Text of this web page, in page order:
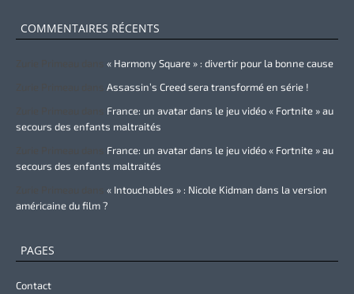
COMMENTAIRES RÉCENTS
« Harmony Square » : divertir pour la bonne cause
Assassin’s Creed sera transformé en série !
France: un avatar dans le jeu vidéo « Fortnite » au
secours des enfants maltraités
France: un avatar dans le jeu vidéo « Fortnite » au
secours des enfants maltraités
« Intouchables » : Nicole Kidman dans la version
américaine du film ?
PAGES
Contact